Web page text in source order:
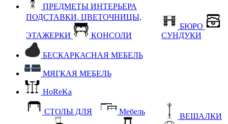
ПРЕДМЕТЫ ИНТЕРЬЕРА
ПОДСТАВКИ, ЦВЕТОЧНИЦЫ,
ЭТАЖЕРКИ КОНСОЛИ
БЮРО
СУНДУКИ
БЕСКАРКАСНАЯ МЕБЕЛЬ
МЯГКАЯ МЕБЕЛЬ
HoReKa
СТОЛЫ ДЛЯ Мебель
ВЕШАЛКИ